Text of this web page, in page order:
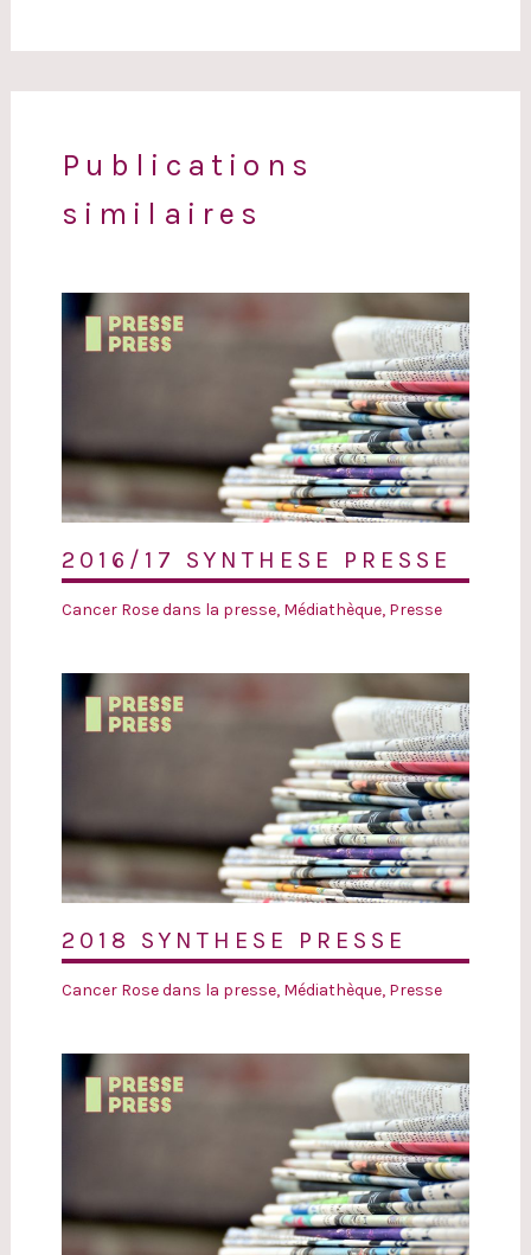
Publications
similaires
2016/17 SYNTHESE PRESSE
Cancer Rose dans la presse, Médiathèque, Presse
2018 SYNTHESE PRESSE
Cancer Rose dans la presse, Médiathèque, Presse